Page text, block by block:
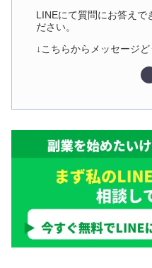
LINEにて質問にお答えで
ださい。
↓こちらからメッセージど